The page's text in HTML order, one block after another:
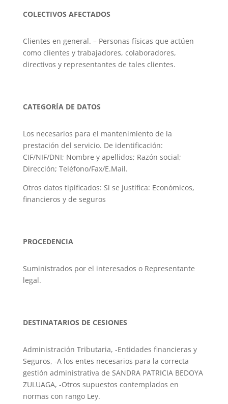
COLECTIVOS AFECTADOS
Clientes en general. – Personas físicas que actúen
como clientes y trabajadores, colaboradores,
directivos y representantes de tales clientes.
CATEGORÍA DE DATOS
Los necesarios para el mantenimiento de la
prestación del servicio. De identificación:
CIF/NIF/DNI; Nombre y apellidos; Razón social;
Dirección; Teléfono/Fax/E.Mail.
Otros datos tipificados: Si se justifica: Económicos,
financieros y de seguros
PROCEDENCIA
Suministrados por el interesados o Representante
legal.
DESTINATARIOS DE CESIONES
Administración Tributaria, -Entidades financieras y
Seguros, -A los entes necesarios para la correcta
gestión administrativa de SANDRA PATRICIA BEDOYA
ZULUAGA, -Otros supuestos contemplados en
normas con rango Ley.